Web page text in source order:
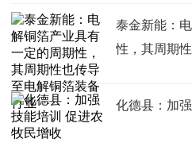
泰金新能：
性，其周期
化德县：加